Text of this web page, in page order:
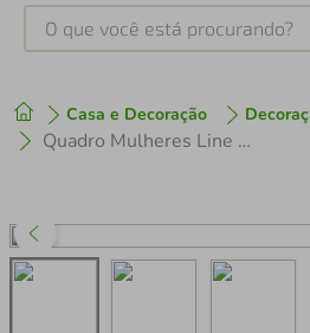
O que você está procurando?
Casa e Decoração
Quadro Mulheres Line Faces 60x43 Caixa Preto
1º tenis
perfume